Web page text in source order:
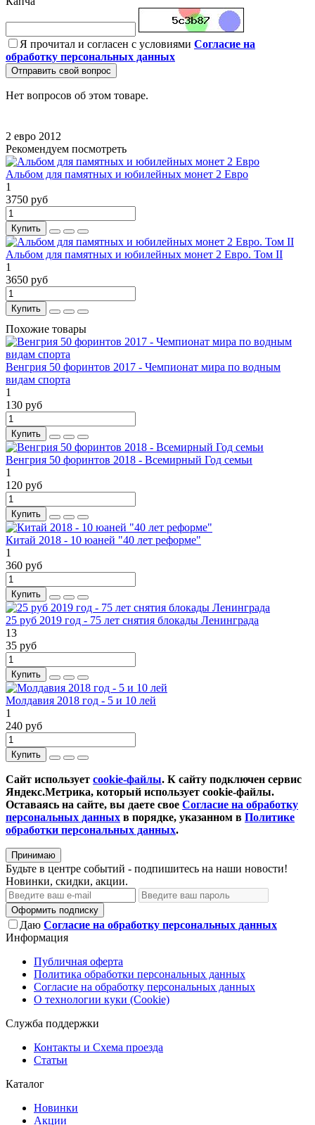
Я прочитал и согласен с условиями Согласие на
обработку персональных данных
Отправить свой вопрос
Нет вопросов об этом товаре.
2 евро 2012
Рекомендуем посмотреть
Альбом для памятных и юбилейных монет 2 Евро
1
3750 руб
Купить
Альбом для памятных и юбилейных монет 2 Евро. Том II
1
3650 руб
Купить
Похожие товары
Венгрия 50 форинтов 2017 - Чемпионат мира по водным
видам спорта
1
130 руб
Купить
Венгрия 50 форинтов 2018 - Всемирный Год семьи
1
120 руб
Купить
Китай 2018 - 10 юаней "40 лет реформе"
1
360 руб
Купить
25 руб 2019 год - 75 лет снятия блокады Ленинграда
13
35 руб
Купить
Молдавия 2018 год - 5 и 10 лей
1
240 руб
Купить
Сайт использует cookie-файлы. К cайту подключен сервис
Яндекс.Метрика, который использует cookie-файлы.
Оставаясь на сайте, вы даете свое Согласие на обработку
персональных данных в порядке, указанном в Политике
обработки персональных данных.
Принимаю
Будьте в центре событий - подпишитесь на наши новости!
Новинки, скидки, акции.
Оформить подписку
Даю Согласие на обработку персональных данных
Информация
Публичная оферта
Политика обработки персональных данных
Согласие на обработку персональных данных
О технологии куки (Cookie)
Служба поддержки
Контакты и Схема проезда
Статьи
Каталог
Новинки
Акции